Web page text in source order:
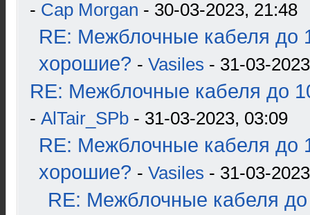
- Cap Morgan - 30-03-2023, 21:48
RE: Межблочные кабеля до
хорошие? - Vasiles - 31-03-
RE: Межблочные кабеля до
- AlTair_SPb - 31-03-2023, 03:09
RE: Межблочные кабеля до
хорошие? - Vasiles - 31-03-
RE: Межблочные кабеля до